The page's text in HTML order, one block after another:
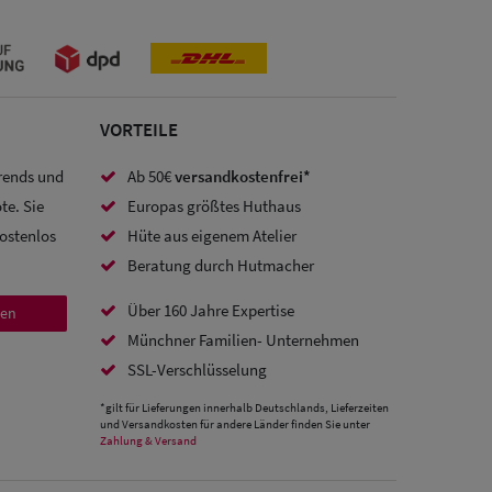
und
Sie
VORTEILE
Ab 50€versandkostenfrei*
Europas größtes Huthaus
Hüte aus eigenem Atelier
Beratung durch Hutmacher
Über 160 Jahre Expertise
Münchner Familien- Unternehmen
SSL-Verschlüsselung
*gilt für Lieferungen innerhalb Deutschlands, Lieferzeiten
und Versandkosten für andere Länder finden Sie unter
Zahlung & Versand